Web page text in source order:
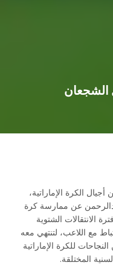
الشجعان
الكرة الإماراتية،
عن ممارسة كرة
الانتقالات الشتوية
مع اللاعب، لتنتهي معه
للكرة الإماراتية
المختلقة.